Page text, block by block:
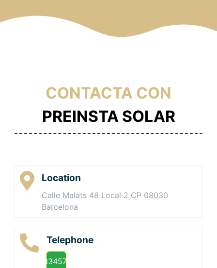
CONTACTA CON
PREINSTA SOLAR
Location
Calle Malats 48 Local 2 CP 08030
Barcelona
Telephone
+933457162